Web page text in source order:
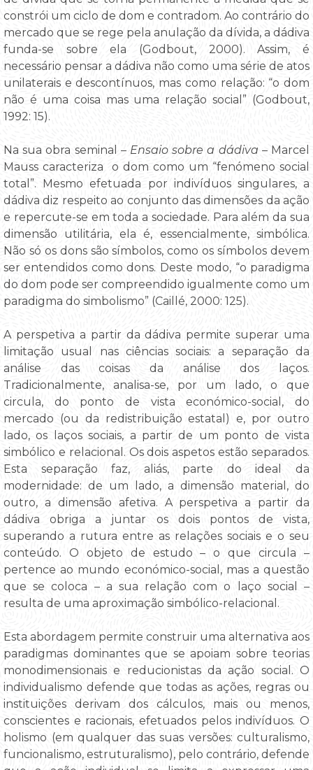
constrói um ciclo de dom e contradom. Ao contrário do
mercado que se rege pela anulação da dívida, a dádiva
funda-se sobre ela (Godbout, 2000). Assim, é
necessário pensar a dádiva não como uma série de atos
unilaterais e descontínuos, mas como relação: “o dom
não é uma coisa mas uma relação social” (Godbout,
1992: 15).
Na sua obra seminal – Ensaio sobre a dádiva – Marcel
Mauss caracteriza o dom como um “fenómeno social
total”. Mesmo efetuada por indivíduos singulares, a
dádiva diz respeito ao conjunto das dimensões da ação
e repercute-se em toda a sociedade. Para além da sua
dimensão utilitária, ela é, essencialmente, simbólica.
Não só os dons são símbolos, como os símbolos devem
ser entendidos como dons. Deste modo, “o paradigma
do dom pode ser compreendido igualmente como um
paradigma do simbolismo” (Caillé, 2000: 125).
A perspetiva a partir da dádiva permite superar uma
limitação usual nas ciências sociais: a separação da
análise das coisas da análise dos laços.
Tradicionalmente, analisa-se, por um lado, o que
circula, do ponto de vista económico-social, do
mercado (ou da redistribuição estatal) e, por outro
lado, os laços sociais, a partir de um ponto de vista
simbólico e relacional. Os dois aspetos estão separados.
Esta separação faz, aliás, parte do ideal da
modernidade: de um lado, a dimensão material, do
outro, a dimensão afetiva. A perspetiva a partir da
dádiva obriga a juntar os dois pontos de vista,
superando a rutura entre as relações sociais e o seu
conteúdo. O objeto de estudo – o que circula –
pertence ao mundo económico-social, mas a questão
que se coloca – a sua relação com o laço social –
resulta de uma aproximação simbólico-relacional.
Esta abordagem permite construir uma alternativa aos
paradigmas dominantes que se apoiam sobre teorias
monodimensionais e reducionistas da ação social. O
individualismo defende que todas as ações, regras ou
instituições derivam dos cálculos, mais ou menos,
conscientes e racionais, efetuados pelos indivíduos. O
holismo (em qualquer das suas versões: culturalismo,
funcionalismo, estruturalismo), pelo contrário, defende